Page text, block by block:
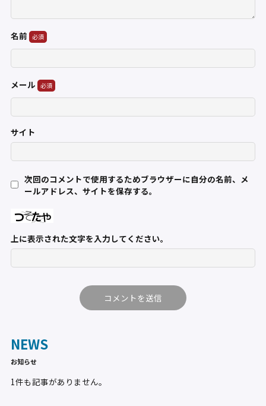
名前
メール
サイト
次回のコメントで使用するためブラウザーに自分の名前、メ
ールアドレス、サイトを保存する。
上に表示された文字を入力してください。
NEWS
お知らせ
1件も記事がありません。